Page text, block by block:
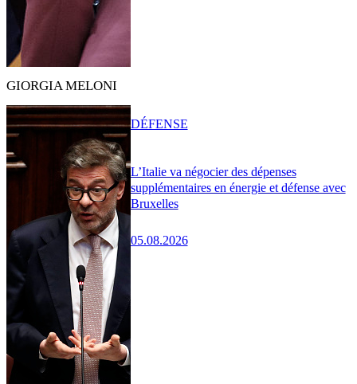
GIORGIA MELONI
L’Italie va négocier des dépenses
supplémentaires en énergie et défense avec
Bruxelles
05.08.2026
DÉFENSE